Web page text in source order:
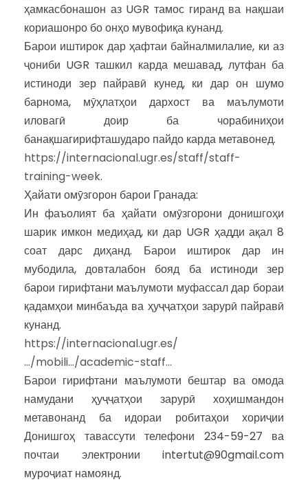
ҳамкасбонашон аз UGR тамос гиранд ва нақшаи
кориашонро бо онҳо мувофиқа кунанд.
Барои иштирок дар ҳафтаи байналмилалие, ки аз
ҷониби UGR ташкил карда мешавад, лутфан ба
истиноди зер пайравӣ кунед, ки дар он шумо
барнома, мӯҳлатҳои дархост ва маълумоти
иловагӣ доир ба чорабиниҳои
банақшагирифташударо пайдо карда метавонед.
https://internacional.ugr.es/staff/staff-
training-week.
Ҳайати омӯзгорон барои Гранада:
Ин фаъолият ба ҳайати омӯзгорони донишгоҳи
шарик имкон медиҳад, ки дар UGR ҳадди ақал 8
соат дарс диҳанд. Барои иштирок дар ин
мубодила, довталабон бояд ба истиноди зер
барои гирифтани маълумоти муфассал дар бораи
қадамҳои минбаъда ва ҳуҷҷатҳои зарурӣ пайравӣ
кунанд.
https://internacional.ugr.es/
…/mobili…/academic-staff…
Барои гирифтани маълумоти бештар ва омода
намудани ҳуҷҷатҳои зарурӣ хоҳишмандон
метавонанд ба идораи робитаҳои хориҷии
Донишгоҳ тавассути телефони 234-59-27 ва
почтаи электронии intertut@90gmail.com
муроҷиат намоянд.